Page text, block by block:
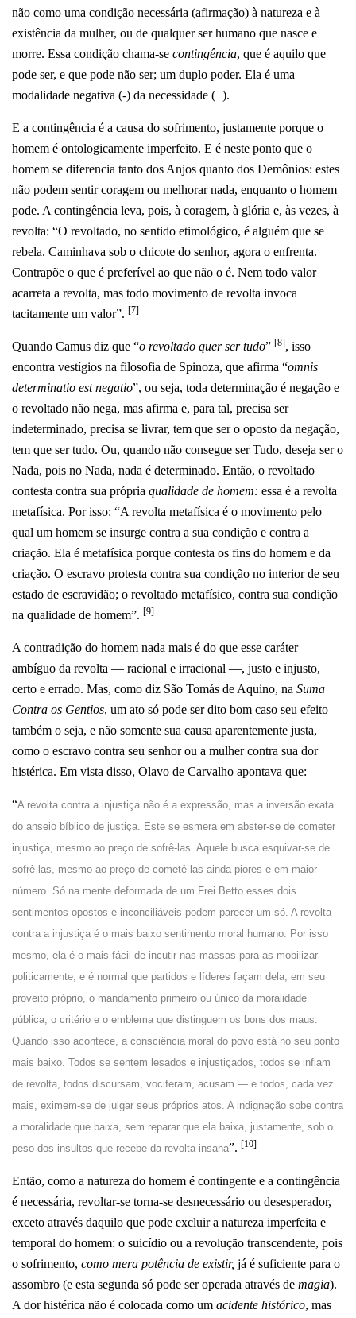
não como uma condição necessária (afirmação) à natureza e à
existência da mulher, ou de qualquer ser humano que nasce e
morre. Essa condição chama-se contingência, que é aquilo que
pode ser, e que pode não ser; um duplo poder. Ela é uma
modalidade negativa (-) da necessidade (+).
E a contingência é a causa do sofrimento, justamente porque o
homem é ontologicamente imperfeito. E é neste ponto que o
homem se diferencia tanto dos Anjos quanto dos Demônios: estes
não podem sentir coragem ou melhorar nada, enquanto o homem
pode. A contingência leva, pois, à coragem, à glória e, às vezes, à
revolta: “O revoltado, no sentido etimológico, é alguém que se
rebela. Caminhava sob o chicote do senhor, agora o enfrenta.
Contrapõe o que é preferível ao que não o é. Nem todo valor
acarreta a revolta, mas todo movimento de revolta invoca
tacitamente um valor”. [7]
Quando Camus diz que “o revoltado quer ser tudo” [8], isso
encontra vestígios na filosofia de Spinoza, que afirma “omnis
determinatio est negatio”, ou seja, toda determinação é negação e
o revoltado não nega, mas afirma e, para tal, precisa ser
indeterminado, precisa se livrar, tem que ser o oposto da negação,
tem que ser tudo. Ou, quando não consegue ser Tudo, deseja ser o
Nada, pois no Nada, nada é determinado. Então, o revoltado
contesta contra sua própria qualidade de homem: essa é a revolta
metafísica. Por isso: “A revolta metafísica é o movimento pelo
qual um homem se insurge contra a sua condição e contra a
criação. Ela é metafísica porque contesta os fins do homem e da
criação. O escravo protesta contra sua condição no interior de seu
estado de escravidão; o revoltado metafísico, contra sua condição
na qualidade de homem”. [9]
A contradição do homem nada mais é do que esse caráter
ambíguo da revolta — racional e irracional —, justo e injusto,
certo e errado. Mas, como diz São Tomás de Aquino, na Suma
Contra os Gentios, um ato só pode ser dito bom caso seu efeito
também o seja, e não somente sua causa aparentemente justa,
como o escravo contra seu senhor ou a mulher contra sua dor
histérica. Em vista disso, Olavo de Carvalho apontava que:
“A revolta contra a injustiça não é a expressão, mas a inversão exata
do anseio bíblico de justiça. Este se esmera em abster-se de cometer
injustiça, mesmo ao preço de sofrê-las. Aquele busca esquivar-se de
sofrê-las, mesmo ao preço de cometê-las ainda piores e em maior
número. Só na mente deformada de um Frei Betto esses dois
sentimentos opostos e inconciliáveis podem parecer um só. A revolta
contra a injustiça é o mais baixo sentimento moral humano. Por isso
mesmo, ela é o mais fácil de incutir nas massas para as mobilizar
politicamente, e é normal que partidos e líderes façam dela, em seu
proveito próprio, o mandamento primeiro ou único da moralidade
pública, o critério e o emblema que distinguem os bons dos maus.
Quando isso acontece, a consciência moral do povo está no seu ponto
mais baixo. Todos se sentem lesados e injustiçados, todos se inflam
de revolta, todos discursam, vociferam, acusam — e todos, cada vez
mais, eximem-se de julgar seus próprios atos. A indignação sobe contra
a moralidade que baixa, sem reparar que ela baixa, justamente, sob o
peso dos insultos que recebe da revolta insana”. [10]
Então, como a natureza do homem é contingente e a contingência
é necessária, revoltar-se torna-se desnecessário ou desesperador,
exceto através daquilo que pode excluir a natureza imperfeita e
temporal do homem: o suicídio ou a revolução transcendente, pois
o sofrimento, como mera potência de existir, já é suficiente para o
assombro (e esta segunda só pode ser operada através de magia).
A dor histérica não é colocada como um acidente histórico, mas